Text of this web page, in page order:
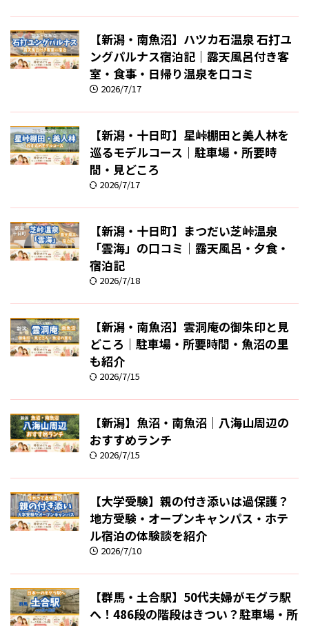
【新潟・南魚沼】ハツカ石温泉 石打ユ
ングパルナス宿泊記｜露天風呂付き客
室・食事・日帰り温泉を口コミ
2026/7/17
【新潟・十日町】星峠棚田と美人林を
巡るモデルコース｜駐車場・所要時
間・見どころ
2026/7/17
【新潟・十日町】まつだい芝峠温泉
「雲海」の口コミ｜露天風呂・夕食・
宿泊記
2026/7/18
【新潟・南魚沼】雲洞庵の御朱印と見
どころ｜駐車場・所要時間・魚沼の里
も紹介
2026/7/15
【新潟】魚沼・南魚沼｜八海山周辺の
おすすめランチ
2026/7/15
【大学受験】親の付き添いは過保護？
地方受験・オープンキャンパス・ホテ
ル宿泊の体験談を紹介
2026/7/10
【群馬・土合駅】50代夫婦がモグラ駅
へ！486段の階段はきつい？駐車場・所